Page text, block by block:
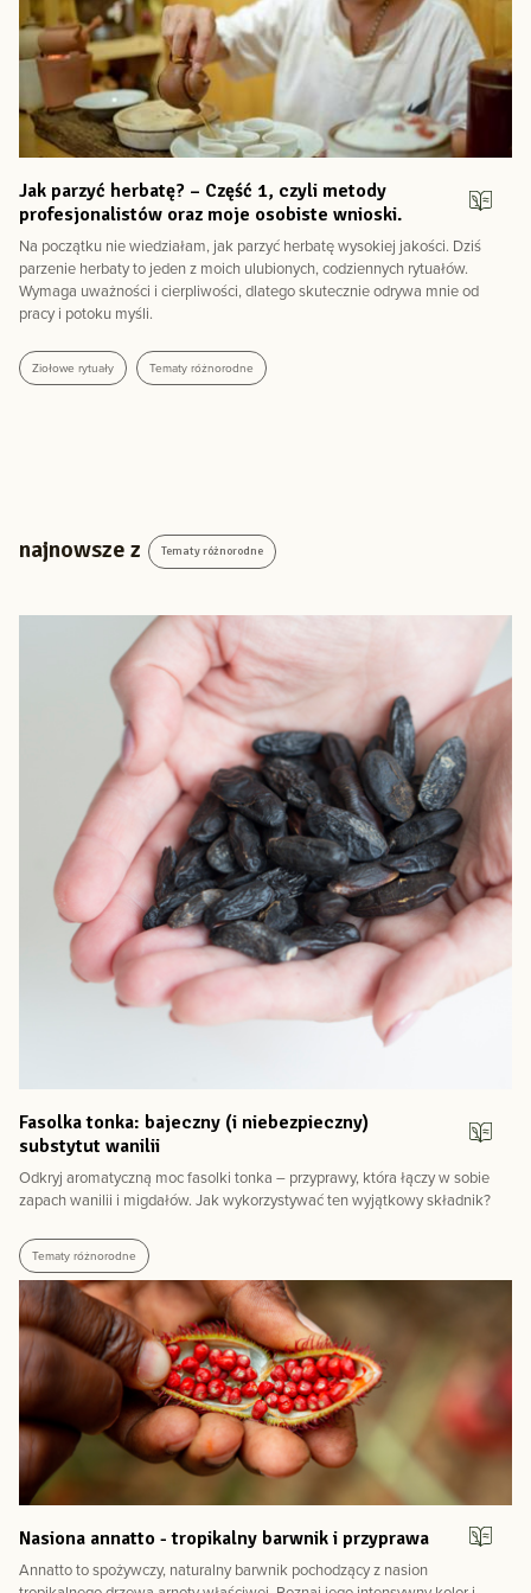
Jak parzyć herbatę? – Część 1, czyli metody
profesjonalistów oraz moje osobiste wnioski.
Na początku nie wiedziałam, jak parzyć herbatę wysokiej jakości. Dziś
parzenie herbaty to jeden z moich ulubionych, codziennych rytuałów.
Wymaga uważności i cierpliwości, dlatego skutecznie odrywa mnie od
pracy i potoku myśli.
Ziołowe rytuały Tematy różnorodne
najnowsze z Tematy różnorodne
Fasolka tonka: bajeczny (i niebezpieczny)
substytut wanilii
Odkryj aromatyczną moc fasolki tonka – przyprawy, która łączy w sobie
zapach wanilii i migdałów. Jak wykorzystywać ten wyjątkowy składnik?
Tematy różnorodne
Nasiona annatto - tropikalny barwnik i przyprawa
Annatto to spożywczy, naturalny barwnik pochodzący z nasion